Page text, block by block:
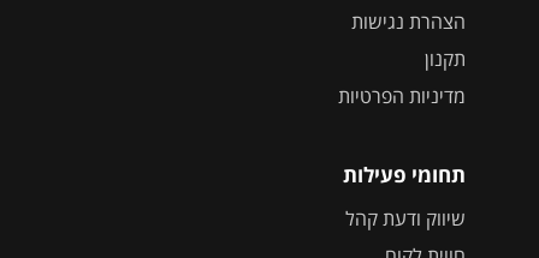
הצהרת נגישות
תקנון
מדיניות הפרטיות
תחומי פעילות
שיווק ודעת קהל